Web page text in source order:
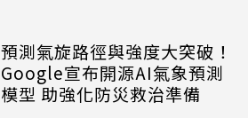
預測氣旋路徑與強度大突破！
Google宣布開源AI氣象預測
模型 助強化防災救治準備